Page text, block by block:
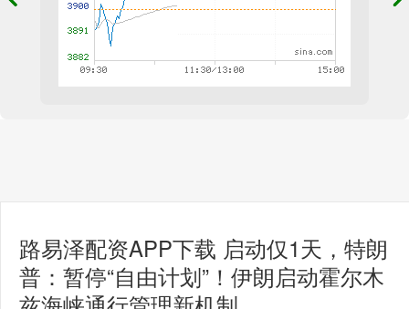
路易泽配资APP下载 启动仅1天，特朗
普：暂停“自由计划”！伊朗启动霍尔木